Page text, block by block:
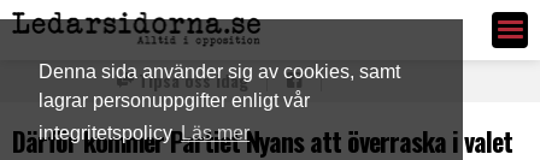
Denna sida använder sig av cookies, samt
lagrar personuppgifter enligt vår
integritetspolicyLäs mer
Ledarsidorna.se
Tipsa oss idag
Därför kommer Partiet Nyans att överraska i valet